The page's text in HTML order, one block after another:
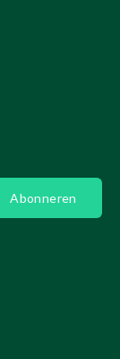
Abonneren